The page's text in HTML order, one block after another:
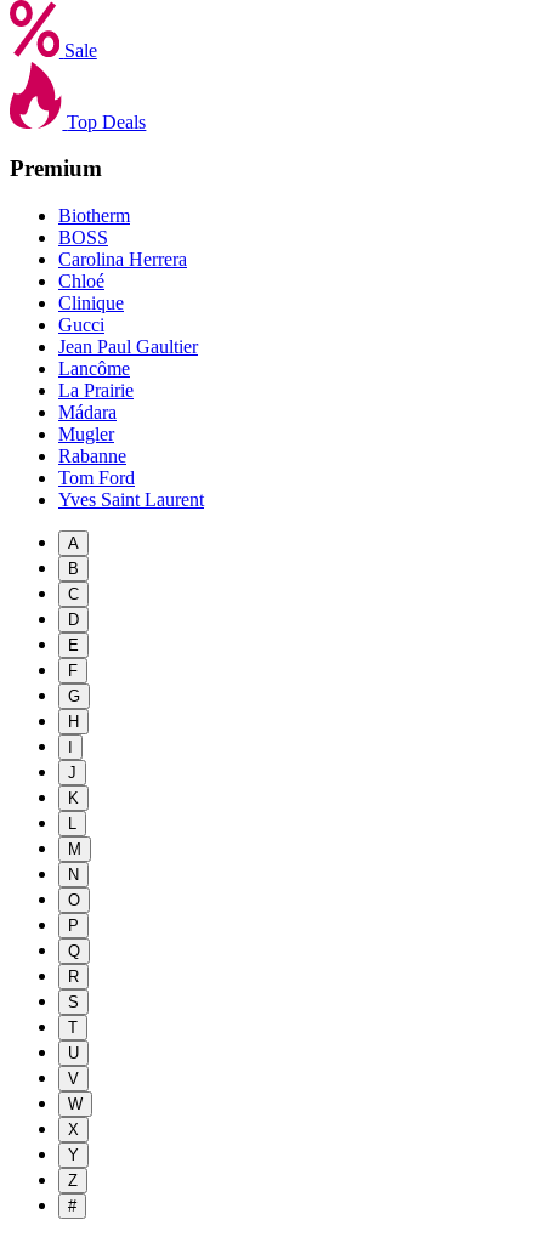
Sale
Top Deals
Premium
Biotherm
BOSS
Carolina Herrera
Chloé
Clinique
Gucci
Jean Paul Gaultier
Lancôme
La Prairie
Mádara
Mugler
Rabanne
Tom Ford
Yves Saint Laurent
A
B
C
D
E
F
G
H
J
K
L
M
N
O
P
Q
R
S
T
U
V
W
X
Y
Z
#